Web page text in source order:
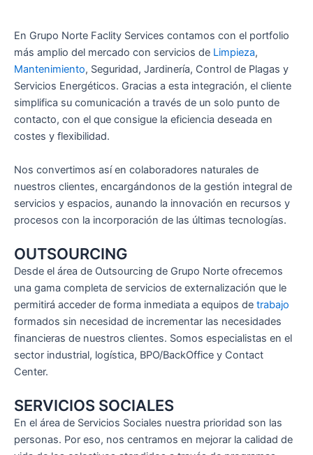
En Grupo Norte Faclity Services contamos con el portfolio
más amplio del mercado con servicios de Limpieza,
Mantenimiento, Seguridad, Jardinería, Control de Plagas y
Servicios Energéticos. Gracias a esta integración, el cliente
simplifica su comunicación a través de un solo punto de
contacto, con el que consigue la eficiencia deseada en
costes y flexibilidad.
Nos convertimos así en colaboradores naturales de
nuestros clientes, encargándonos de la gestión integral de
servicios y espacios, aunando la innovación en recursos y
procesos con la incorporación de las últimas tecnologías.
OUTSOURCING
Desde el área de Outsourcing de Grupo Norte ofrecemos
una gama completa de servicios de externalización que le
permitirá acceder de forma inmediata a equipos de trabajo
formados sin necesidad de incrementar las necesidades
financieras de nuestros clientes. Somos especialistas en el
sector industrial, logística, BPO/BackOffice y Contact
Center.
SERVICIOS SOCIALES
En el área de Servicios Sociales nuestra prioridad son las
personas. Por eso, nos centramos en mejorar la calidad de